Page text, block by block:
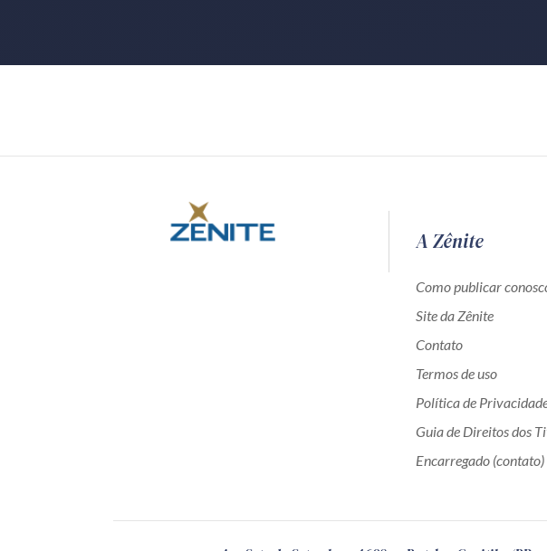
A Zênite
Como publicar
Site da Zênite
Contato
Termos de uso
Política de
Guia de Direitos dos
Encarregado (contato)